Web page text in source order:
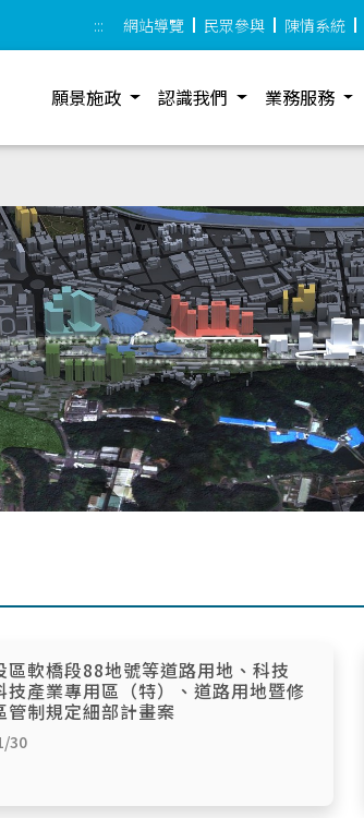
::: 網站導覽 民眾參與 陳情系統
願景施政 認識我們 業務服務
區軟橋段88地號等道路用地、科技
技產業專用區（特）、道路用地暨修
管制規定細部計畫案
30